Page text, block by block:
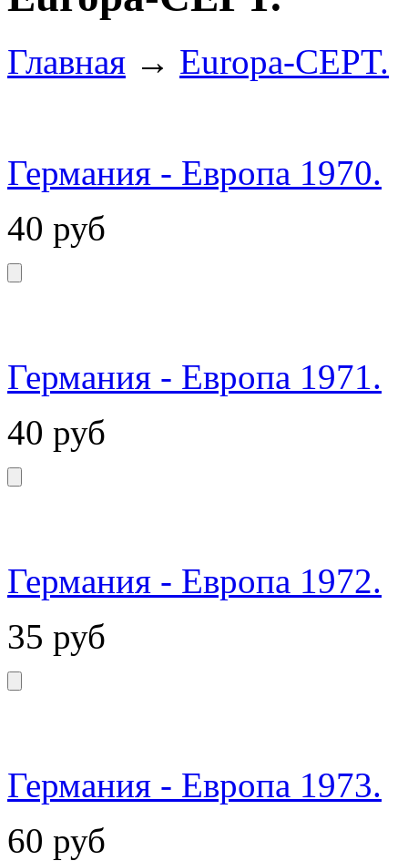
Главная → Europa-CEPT.
Германия - Европа 1970.
40 руб
Германия - Европа 1971.
40 руб
Германия - Европа 1972.
35 руб
Германия - Европа 1973.
60 руб